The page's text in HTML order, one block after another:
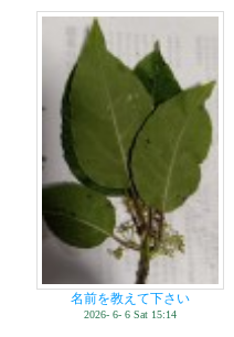
名前を教えて下さい
2026- 6- 6 Sat 15:14